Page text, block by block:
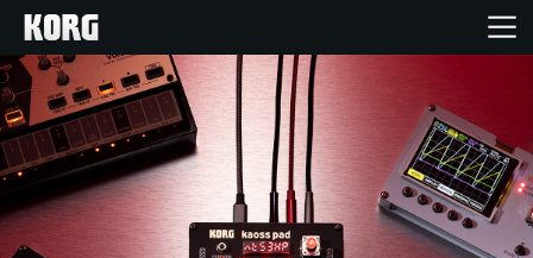
Home
Products
Import Products